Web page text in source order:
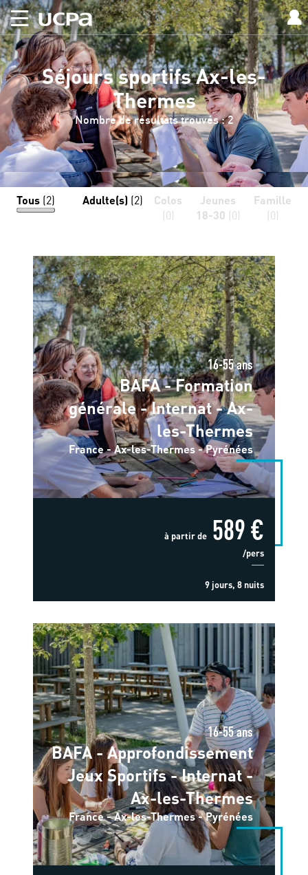
Séjours sportifs Ax-les-
Thermes
Nombre de résultats trouvés : 2
Tous (2) Adulte(s) (2)
Colos
(0)
Jeunes
18-30 (0)
Famille
(0)
16-55 ans
BAFA - Formation
générale - Internat - Ax-
les-Thermes
France - Ax-les-Thermes - Pyrénées
à partir de 589 €
/pers
9 jours, 8 nuits
16-55 ans
BAFA - Approfondissement
Jeux Sportifs - Internat -
Ax-les-Thermes
France - Ax-les-Thermes - Pyrénées